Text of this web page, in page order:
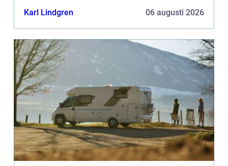
Karl Lindgren 06 augusti 2026